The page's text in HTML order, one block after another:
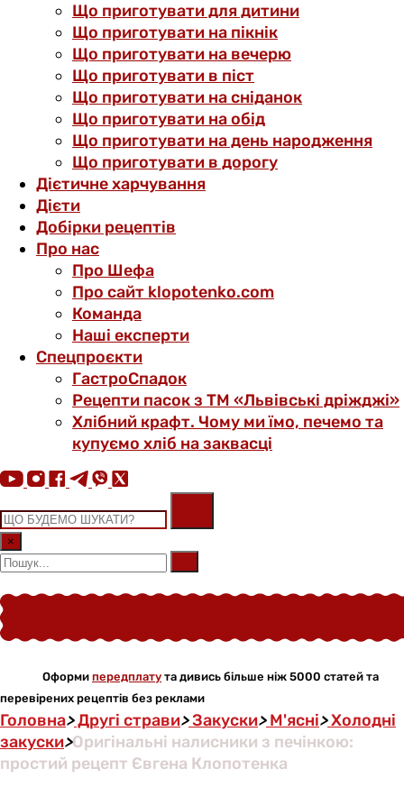
Що приготувати для дитини
Що приготувати на пікнік
Що приготувати на вечерю
Що приготувати в піст
Що приготувати на сніданок
Що приготувати на обід
Що приготувати на день народження
Що приготувати в дорогу
Дієтичне харчування
Дієти
Добірки рецептів
Про нас
Про Шефа
Про сайт klopotenko.com
Команда
Наші експерти
Спецпроєкти
ГастроСпадок
Рецепти пасок з ТМ «Львівські дріжджі»
Хлібний крафт. Чому ми їмо, печемо та
купуємо хліб на заквасці
×
Оформи передплату та дивись більше ніж 5000 статей та
перевірених рецептів без реклами
Головна>Другі страви>Закуски>М'ясні>Холодні
закуски>Оригінальні налисники з печінкою:
простий рецепт Євгена Клопотенка